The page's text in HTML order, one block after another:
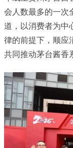
会人数最多的一次
道，以消费者为中
律的前提下，顺应
共同推动茅台酱香